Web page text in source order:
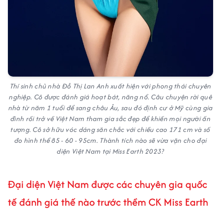
Thí sinh chủ nhà Đỗ Thị Lan Anh xuất hiện với phong thái chuyên
nghiệp. Cô được đánh giá hoạt bát, năng nổ. Câu chuyện rời quê
nhà từ năm 1 tuổi để sang châu Âu, sau đó định cư ở Mỹ cùng gia
đình rồi trở về Việt Nam tham gia sắc đẹp để khiến mọi người ấn
tượng. Cô sở hữu vóc dáng săn chắc với chiều cao 171 cm và số
đo hình thể 85 - 60 - 95cm. Thành tích nào sẽ vừa vặn cho đại
diện Việt Nam tại Miss Earth 2023?
Đại diện Việt Nam được các chuyên gia quốc
tế đánh giá thế nào trước thềm CK Miss Earth